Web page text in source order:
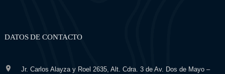
DATOS DE CONTACTO
Jr. Carlos Alayza y Roel 2635, Alt. Cdra. 3 de Av. Dos de Mayo –